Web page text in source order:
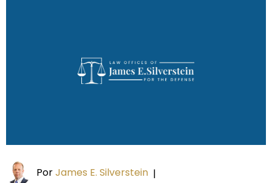
PorJames E. Silverstein |